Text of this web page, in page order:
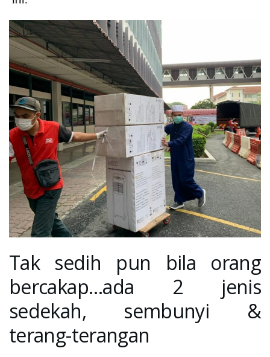
Tak sedih pun bila orang
bercakap…ada 2 jenis
sedekah, sembunyi &
terang-terangan